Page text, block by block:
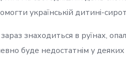
українській дитині-
знаходиться в руїнах,
буде недостатнім у деяких